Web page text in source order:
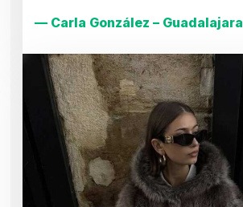
— Carla González – Guadalajara